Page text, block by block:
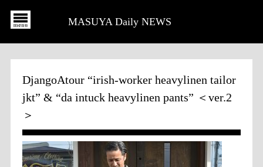
MASUYA Daily NEWS
DjangoAtour “irish-worker heavylinen tailor
jkt” & “da intuck heavylinen pants” ＜ver.2
＞